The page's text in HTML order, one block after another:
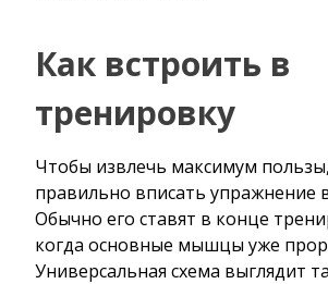
Как встроить в
тренировку
Чтобы извлечь максимум
правильно вписать упражнение
Обычно его ставят в конце
когда основные мышцы уже
Универсальная схема выглядит